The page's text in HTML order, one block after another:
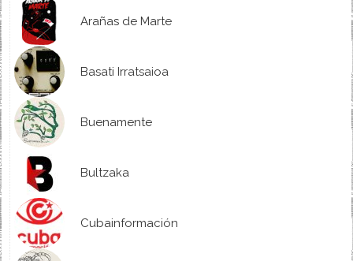
Arañas de Marte
Basati Irratsaioa
Buenamente
Bultzaka
Cubainformación